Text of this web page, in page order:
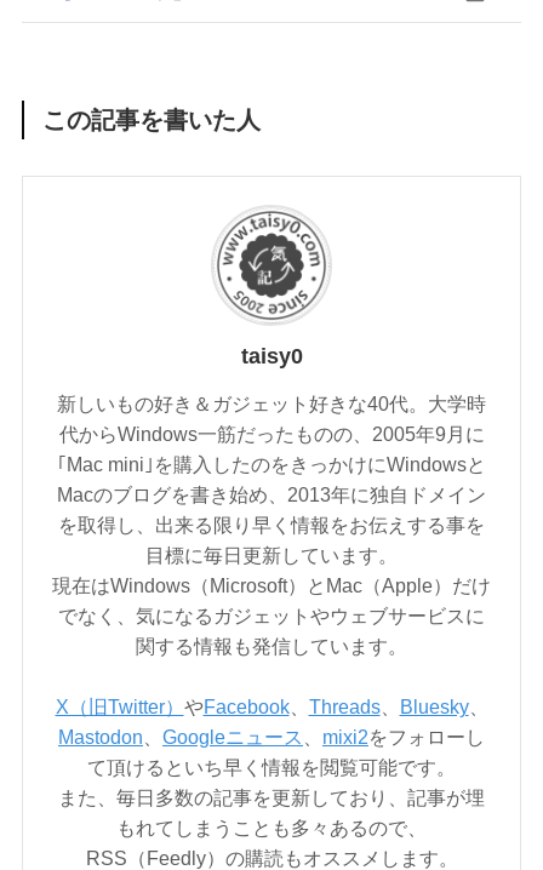
この記事を書いた人
taisy0
新しいもの好き＆ガジェット好きな40代。大学時
代からWindows一筋だったものの、2005年9月に
｢Mac mini｣を購入したのをきっかけにWindowsと
Macのブログを書き始め、2013年に独自ドメイン
を取得し、出来る限り早く情報をお伝えする事を
目標に毎日更新しています。
現在はWindows（Microsoft）とMac（Apple）だけ
でなく、気になるガジェットやウェブサービスに
関する情報も発信しています。
X（旧Twitter） やFacebook、 Threads、 Bluesky、
Mastodon
Googleニュース mixi2をフォローし
て頂けるといち早く情報を閲覧可能です。
また、毎日多数の記事を更新しており、記事が埋
もれてしまうことも多々あるので、
RSS（Feedly）の購読もオススメします。